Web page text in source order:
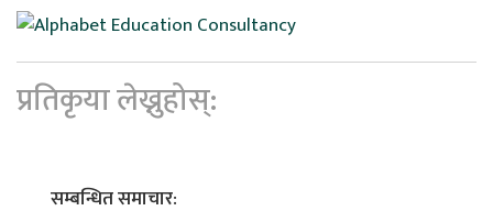
प्रतिकृया लेख्नुहोस्:
सम्बन्धित समाचार: